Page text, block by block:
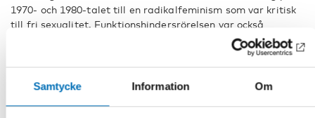
Samtycke Information Om
1970- och 1980-talet till en radikalfeminism som var kritisk
till fri sexualitet. Funktionshindersrörelsen var också
ointresserad av frågorna. Det har gjort att det ännu idag
finns en stor osäkerhet kring sexuell assistans. Det går inte
ens att diskutera öppet, säger han.